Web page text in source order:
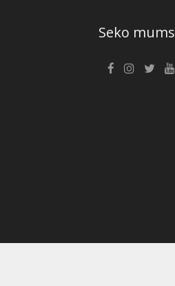
Seko mums